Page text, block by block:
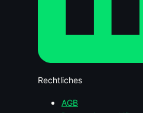
Rechtliches
AGB